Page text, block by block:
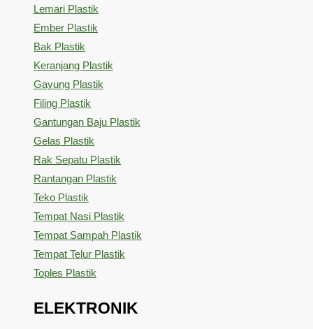
Lemari Plastik
Ember Plastik
Bak Plastik
Keranjang Plastik
Gayung Plastik
Filing Plastik
Gantungan Baju Plastik
Gelas Plastik
Rak Sepatu Plastik
Rantangan Plastik
Teko Plastik
Tempat Nasi Plastik
Tempat Sampah Plastik
Tempat Telur Plastik
Toples Plastik
ELEKTRONIK